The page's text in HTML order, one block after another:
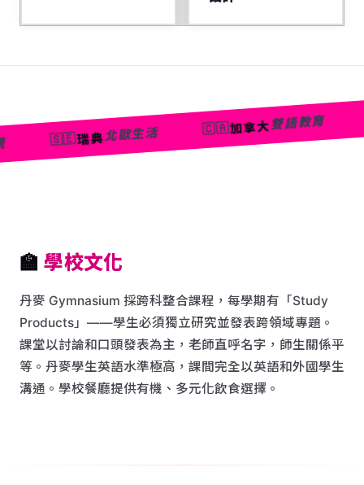
北歐生活 🇨🇦 加拿大雙語教育 🇮🇹
🏫學校文化
丹麥 Gymnasium 採跨科整合課程，每學期有「Study
Products」——學生必須獨立研究並發表跨領域專題。
課堂以討論和口頭發表為主，老師直呼名字，師生關係平
等。丹麥學生英語水準極高，課間完全以英語和外國學生
溝通。學校餐廳提供有機、多元化飲食選擇。